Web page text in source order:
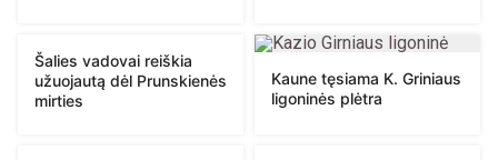
Šalies vadovai reiškia
užuojautą dėl Prunskienės
mirties
Kaune tęsiama K. Griniaus
ligoninės plėtra